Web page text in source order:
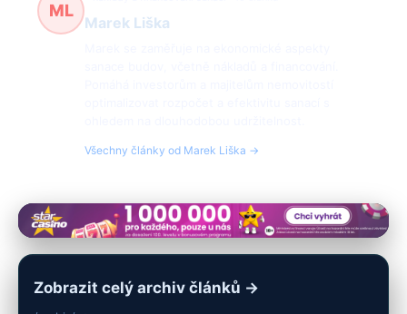
ML
Marek Liška
Všechny články od Marek Liška →
Zobrazit celý archiv článků →